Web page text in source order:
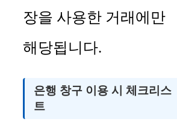
장을 사용한 거래에만
해당됩니다.
은행 창구 이용 시 체크리스
트